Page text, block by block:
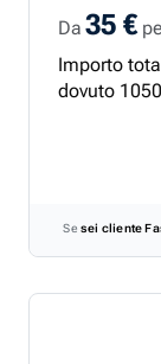
Da 35 €
Importo
dovuto 1050
Sesei cliente